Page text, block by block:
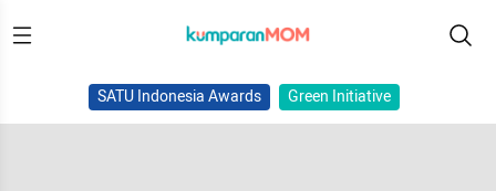
SATU Indonesia Awards Green Initiative